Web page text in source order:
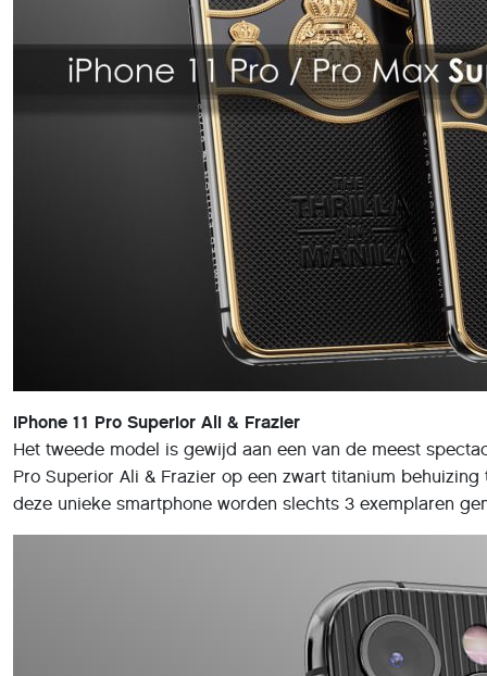
iPhone 11 Pro Superior Ali & Frazier
Het tweede model is gewijd aan een van de meest
Pro Superior Ali & Frazier op een zwart titanium
deze unieke smartphone worden slechts 3 exemplaren